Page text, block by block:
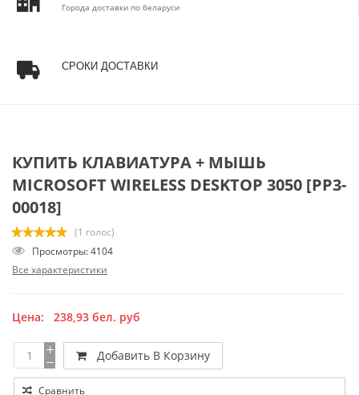
Города доставки по беларуси
СРОКИ ДОСТАВКИ
КУПИТЬ КЛАВИАТУРА + МЫШЬ
MICROSOFT WIRELESS DESKTOP 3050 [PP3-
00018]
(1 голос)
Просмотры: 4104
Все характеристики
Цена: 238,93 бел. руб
Добавить В Корзину
Сравнить